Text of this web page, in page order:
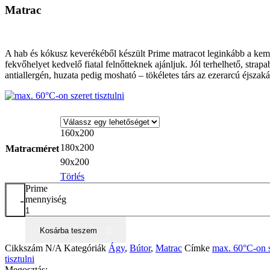
Matrac
A hab és kókusz keverékéből készült Prime matracot leginkább a
fekvőhelyet kedvelő fiatal felnőtteknek ajánljuk. Jól terhelhető,
antiallergén, huzata pedig mosható – tökéletes társ az ezerarcú
Matracméret
160x200
180x200
90x200
Törlés
-
Prime
mennyiség
Kosárba teszem
Cikkszám N/A Kategóriák Ágy, Bútor, Matrac Címke max. 60°C-on
tisztulni